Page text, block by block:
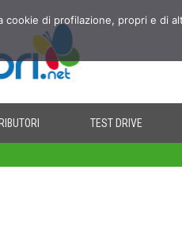
TEST DRIVE
cookie di profilazione, propri e di